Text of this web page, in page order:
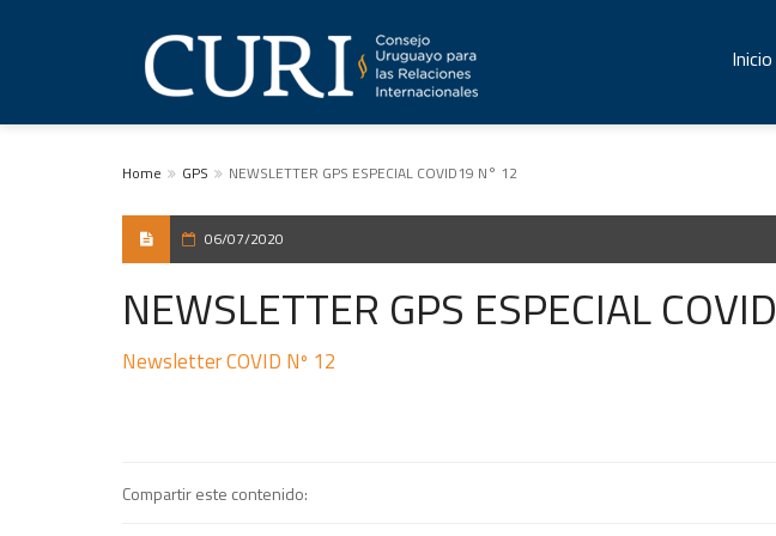
Inicio
Home GPS NEWSLETTER GPS ESPECIAL COVID19 N° 12
06/07/2020
NEWSLETTER GPS ESPECIAL
Newsletter COVID Nº 12
Compartir este contenido: